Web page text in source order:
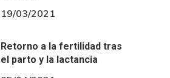
19/03/2021
Retorno a la fertilidad tras
el parto y la lactancia